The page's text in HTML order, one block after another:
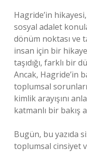
Hagride’in
sosyal adalet
dönüm noktası ve
insan için bir
taşıdığı, farklı bir
Ancak, Hagride’in
toplumsal
kimlik arayışını
katmanlı bir bakış
Bugün, bu yazıda
toplumsal cinsiyet